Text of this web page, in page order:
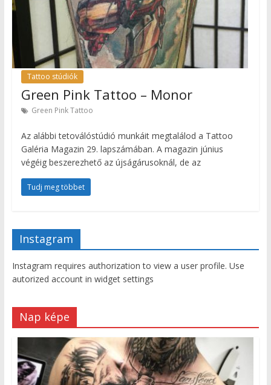
Tattoo stúdiók
Green Pink Tattoo – Monor
Green Pink Tattoo
Az alábbi tetoválóstúdió munkáit megtalálod a Tattoo
Galéria Magazin 29. lapszámában. A magazin június
végéig beszerezhető az újságárusoknál, de az
Tudj meg többet
Instagram
Instagram requires authorization to view a user profile. Use
autorized account in widget settings
Nap képe